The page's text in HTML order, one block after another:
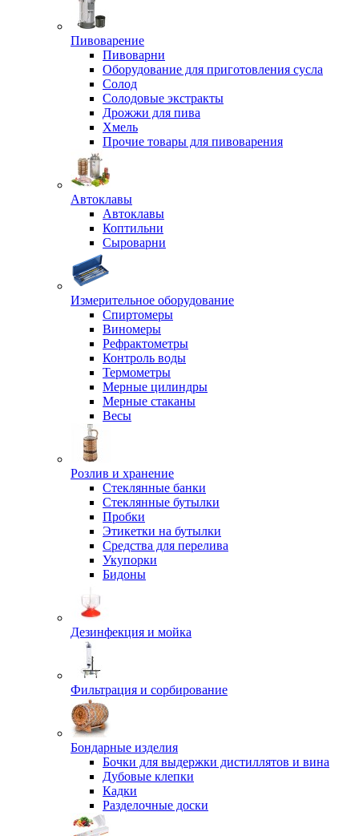
Пивоварение
Пивоварни
Оборудование для приготовления сусла
Солод
Солодовые экстракты
Дрожжи для пива
Хмель
Прочие товары для пивоварения
Автоклавы
Автоклавы
Коптильни
Сыроварни
Измерительное оборудование
Спиртомеры
Виномеры
Рефрактометры
Контроль воды
Термометры
Мерные цилиндры
Мерные стаканы
Весы
Розлив и хранение
Стеклянные банки
Стеклянные бутылки
Пробки
Этикетки на бутылки
Средства для перелива
Укупорки
Бидоны
Дезинфекция и мойка
Фильтрация и сорбирование
Бондарные изделия
Бочки для выдержки дистиллятов и вина
Дубовые клепки
Кадки
Разделочные доски